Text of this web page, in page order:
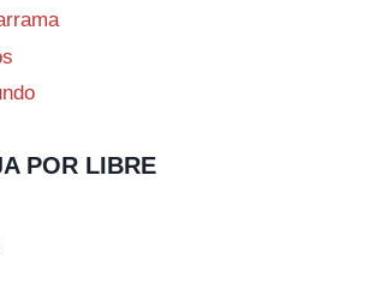
POR LIBRE